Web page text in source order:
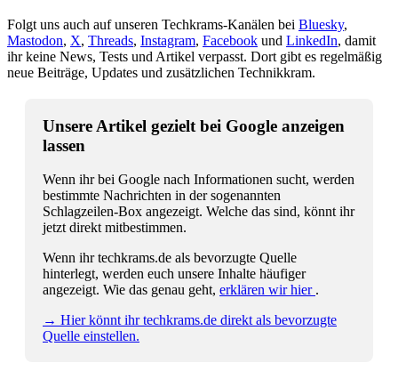
Folgt uns auch auf unseren Techkrams-Kanälen bei Bluesky,
Mastodon, X, Threads, Instagram, Facebook und LinkedIn, damit
ihr keine News, Tests und Artikel verpasst. Dort gibt es regelmäßig
neue Beiträge, Updates und zusätzlichen Technikkram.
Unsere Artikel gezielt bei Google anzeigen
lassen
Wenn ihr bei Google nach Informationen sucht, werden
bestimmte Nachrichten in der sogenannten
Schlagzeilen-Box angezeigt. Welche das sind, könnt ihr
jetzt direkt mitbestimmen.
Wenn ihr techkrams.de als bevorzugte Quelle
hinterlegt, werden euch unsere Inhalte häufiger
angezeigt. Wie das genau geht, erklären wir hier .
→ Hier könnt ihr techkrams.de direkt als bevorzugte
Quelle einstellen.